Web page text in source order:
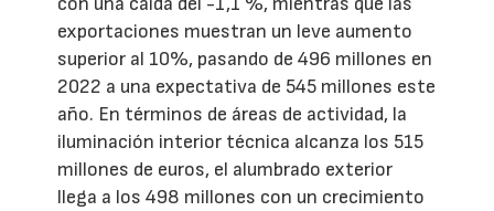
exportaciones muestran un leve aumento
superior al 10%, pasando de 496 millones en
2022 a una expectativa de 545 millones este
año. En términos de áreas de actividad, la
iluminación interior técnica alcanza los 515
millones de euros, el alumbrado exterior
llega a los 498 millones con un crecimiento